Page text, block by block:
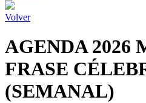
Volver
AGENDA 2026
FRASE
(SEMANAL)